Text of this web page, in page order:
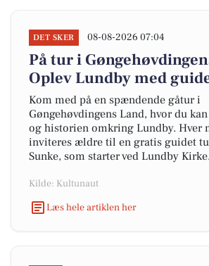
DET SKER 08-08-2026 07:04
På tur i
Oplev Lundby med
Kom med på en spændende gåtur i
Gøngehøvdingens Land, hvor du
og historien omkring Lundby. Hver
inviteres ældre til en gratis guidet
Sunke, som starter ved Lundby Kirke.
Kilde: Kultunaut
Læs hele artiklen her